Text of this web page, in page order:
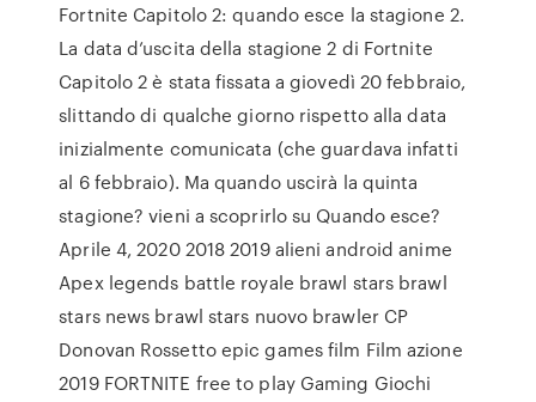
Fortnite Capitolo 2: quando esce la stagione 2.
La data d’uscita della stagione 2 di Fortnite
Capitolo 2 è stata fissata a giovedì 20 febbraio,
slittando di qualche giorno rispetto alla data
inizialmente comunicata (che guardava infatti
al 6 febbraio). Ma quando uscirà la quinta
stagione? vieni a scoprirlo su Quando esce?
Aprile 4, 2020 2018 2019 alieni android anime
Apex legends battle royale brawl stars brawl
stars news brawl stars nuovo brawler CP
Donovan Rossetto epic games film Film azione
2019 FORTNITE free to play Gaming Giochi